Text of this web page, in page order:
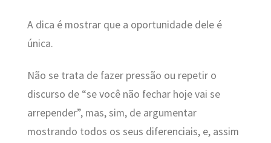
A dica é mostrar que a oportunidade dele é
única.
Não se trata de fazer pressão ou repetir o
discurso de “se você não fechar hoje vai se
arrepender”, mas, sim, de argumentar
mostrando todos os seus diferenciais, e, assim